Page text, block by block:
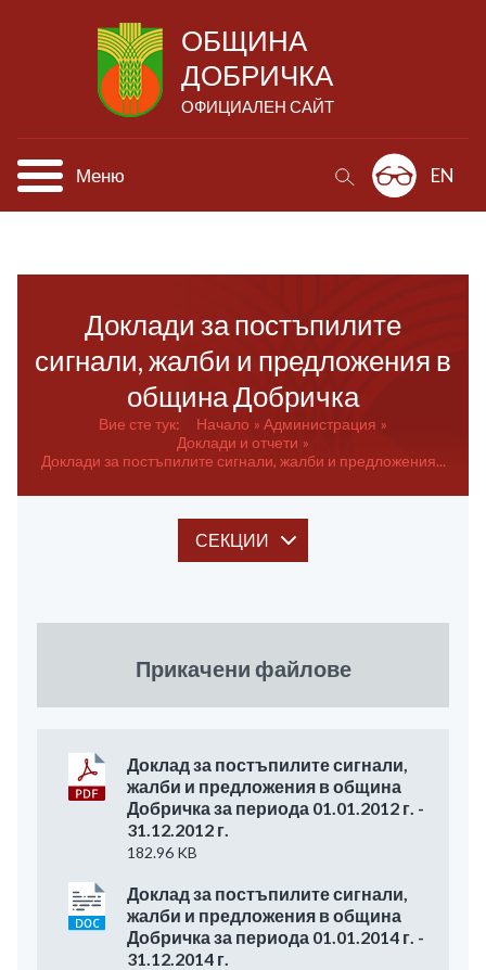
ОБЩИНА
ДОБРИЧКА
ОФИЦИАЛЕН САЙТ
Меню EN
Доклади за постъпилите
сигнали, жалби и предложения в
община Добричка
Вие сте тук: Начало
Администрация
Доклади и отчети
Доклади за постъпилите сигнали, жалби и предложения...
СЕКЦИИ
Прикачени файлове
Доклад за постъпилите сигнали,
жалби и предложения в община
Добричка за периода 01.01.2012 г. -
31.12.2012 г.
182.96 KB
Доклад за постъпилите сигнали,
жалби и предложения в община
Добричка за периода 01.01.2014 г. -
31.12.2014 г.